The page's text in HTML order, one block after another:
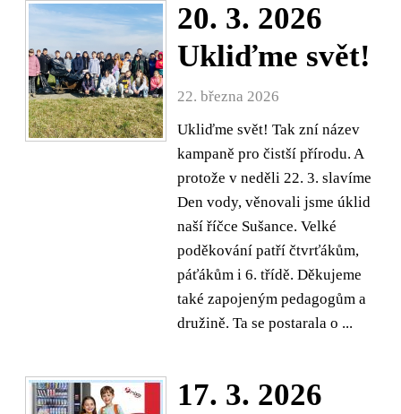
20. 3. 2026
Ukliďme svět!
22. března 2026
Ukliďme svět! Tak zní název
kampaně pro čistší přírodu. A
protože v neděli 22. 3. slavíme
Den vody, věnovali jsme úklid
naší říčce Sušance. Velké
poděkování patří čtvrťákům,
páťákům i 6. třídě. Děkujeme
také zapojeným pedagogům a
družině. Ta se postarala o ...
17. 3. 2026